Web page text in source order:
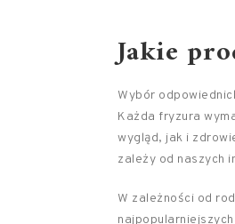
Jakie
Wybór
Każda fryzura
wygląd, jak i
zależy od naszych
W zależności od